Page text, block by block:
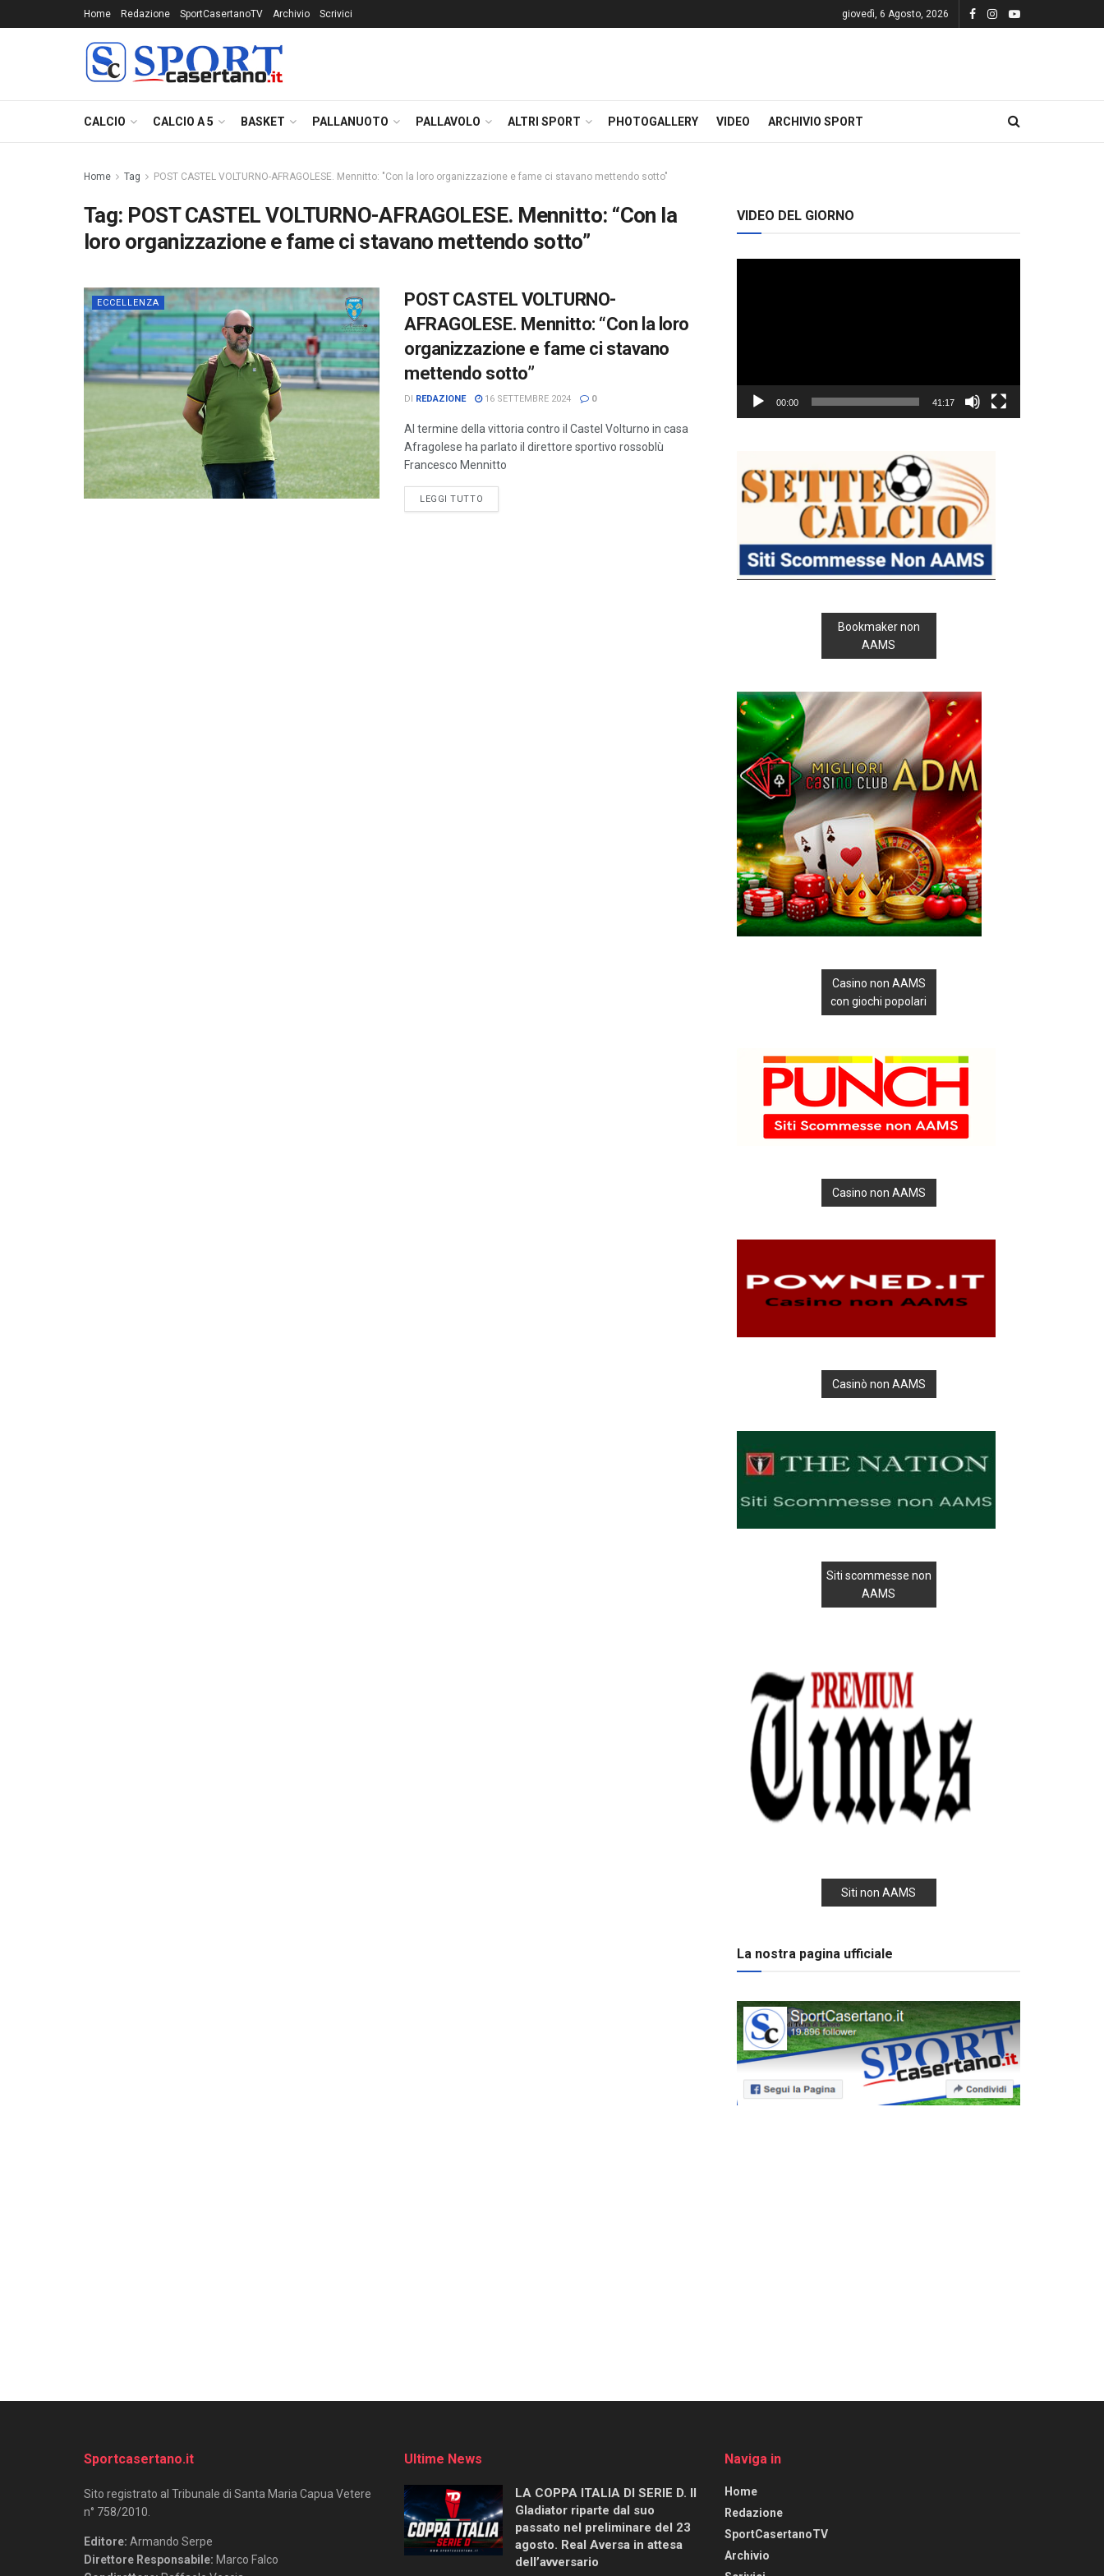
Home Redazione SportCasertanoTV Archivio Scrivici giovedì, 6 Agosto, 2026
CALCIO CALCIO A 5 BASKET PALLANUOTO PALLAVOLO ALTRI SPORT PHOTOGALLERY VIDEO ARCHIVIO SPORT
Home Tag POST CASTEL VOLTURNO-AFRAGOLESE. Mennitto: "Con la loro organizzazione e fame ci stavano mettendo sotto"
Tag: POST CASTEL VOLTURNO-AFRAGOLESE. Mennitto: “Con la
loro organizzazione e fame ci stavano mettendo sotto”
ECCELLENZA
POST CASTEL VOLTURNO-
AFRAGOLESE. Mennitto: “Con la loro
organizzazione e fame ci stavano
mettendo sotto”
DI REDAZIONE 16 SETTEMBRE 2024 0
Al termine della vittoria contro il Castel Volturno in casa
Afragolese ha parlato il direttore sportivo rossoblù
Francesco Mennitto
LEGGI TUTTO
VIDEO DEL GIORNO
00:00 41:17
Bookmaker non
AAMS
Casino non AAMS
con giochi popolari
Casino non AAMS
Casinò non AAMS
Siti scommesse non
AAMS
Siti non AAMS
La nostra pagina ufficiale
Sportcasertano.it
Sito registrato al Tribunale di Santa Maria Capua Vetere
n° 758/2010.
Editore: Armando Serpe
Direttore Responsabile: Marco Falco
Ultime News
LA COPPA ITALIA DI SERIE D. Il
Gladiator riparte dal suo
passato nel preliminare del 23
agosto. Real Aversa in attesa
dell’avversario
Naviga in
Home
Redazione
SportCasertanoTV
Archivio